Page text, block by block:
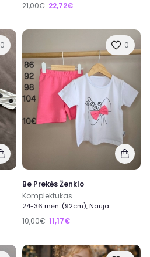
21,00€ 22,72€
0 0
Be Prekės Ženklo
Komplektukas
24-36 mėn. (92cm), Nauja
10,00€ 11,17€